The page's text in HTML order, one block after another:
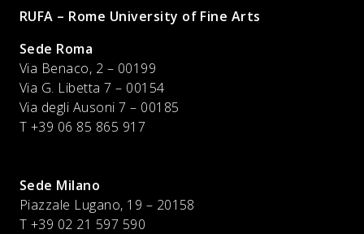
RUFA – Rome University of Fine Arts
Sede Roma
Via Benaco, 2 – 00199
Via G. Libetta 7 – 00154
Via degli Ausoni 7 – 00185
T +39 06 85 865 917
Sede Milano
Piazzale Lugano, 19 – 20158
T +39 02 21 597 590